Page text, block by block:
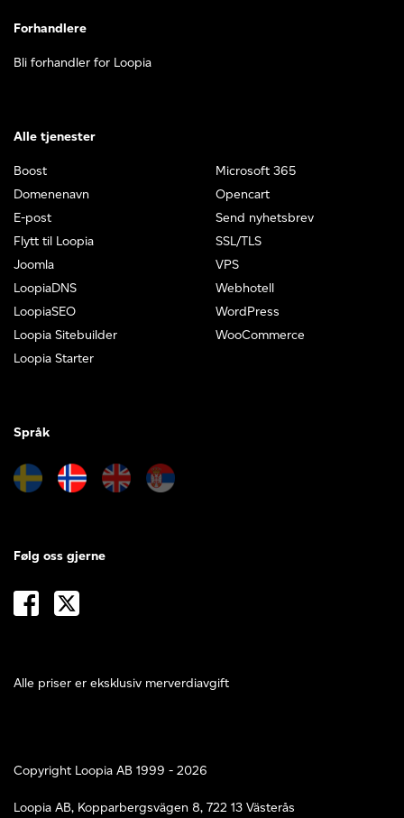
Forhandlere
Bli forhandler for Loopia
Alle tjenester
Boost
Domenenavn
E-post
Flytt til Loopia
Joomla
LoopiaDNS
LoopiaSEO
Loopia Sitebuilder
Loopia Starter
Microsoft 365
Opencart
Send nyhetsbrev
SSL/TLS
VPS
Webhotell
WordPress
WooCommerce
Språk
Alle priser er eksklusiv merverdiavgift
Følg oss gjerne
Copyright Loopia AB 1999 - 2026
Loopia AB, Kopparbergsvägen 8, 722 13 Västerås